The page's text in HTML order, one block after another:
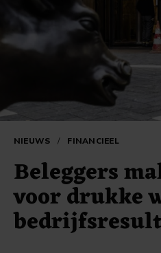
NIEUWS / FINANCIEEL
Beleggers
voor drukke